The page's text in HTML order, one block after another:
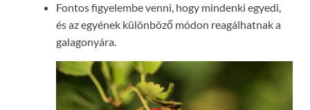
Fontos figyelembe venni, hogy mindenki egyedi,
és az egyének különböző módon reagálhatnak a
galagonyára.